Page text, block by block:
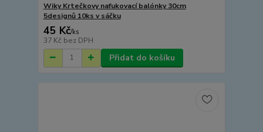
Wiky Krtečkovy nafukovací balónky 30cm
5designů 10ks v sáčku
45 Kč/ks
37 Kč bez DPH
Přidat do košíku